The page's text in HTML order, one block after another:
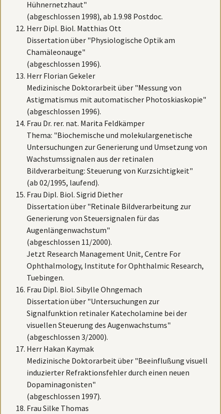
Hühnernetzhaut"
(abgeschlossen 1998), ab 1.9.98 Postdoc.
Herr Dipl. Biol. Matthias Ott
Dissertation über "Physiologische Optik am
Chamäleonauge"
(abgeschlossen 1996).
Herr Florian Gekeler
Medizinische Doktorarbeit über "Messung von
Astigmatismus mit automatischer Photoskiaskopie"
(abgeschlossen 1996).
Frau Dr. rer. nat. Marita Feldkämper
Thema: "Biochemische und molekulargenetische
Untersuchungen zur Generierung und Umsetzung von
Wachstumssignalen aus der retinalen
Bildverarbeitung: Steuerung von Kurzsichtigkeit"
(ab 02/1995, laufend).
Frau Dipl. Biol. Sigrid Diether
Dissertation über "Retinale Bildverarbeitung zur
Generierung von Steuersignalen für das
Augenlängenwachstum"
(abgeschlossen 11/2000).
Jetzt Research Management Unit, Centre For
Ophthalmology, Institute for Ophthalmic Research,
Tuebingen.
Frau Dipl. Biol. Sibylle Ohngemach
Dissertation über "Untersuchungen zur
Signalfunktion retinaler Katecholamine bei der
visuellen Steuerung des Augenwachstums"
(abgeschlossen 3/2000).
Herr Hakan Kaymak
Medizinische Doktorarbeit über "Beeinflußung visuell
induzierter Refraktionsfehler durch einen neuen
Dopaminagonisten"
(abgeschlossen 1997).
Frau Silke Thomas